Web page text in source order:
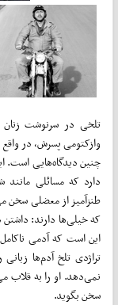
تلخی در سرنوشت زنان
وازکتومی پسرش، در واقع
چنین دیدگاه‌هایی است.
دارد که مسائلی مانند
طنزآمیز از معضلی سخن
که خیلی‌ها دارند:
این است که آدمی
تراژدی تلخ آدم‌ها
نمی‌دهد. او را به قلاب
سخن بگوید.